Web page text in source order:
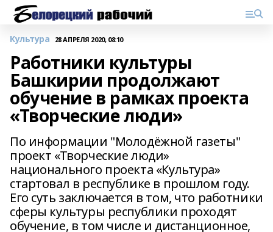
Культура 28 АПРЕЛЯ 2020, 08:10
Работники культуры
Башкирии продолжают
обучение в рамках проекта
«Творческие люди»
По информации "Молодёжной газеты"
проект «Творческие люди»
национального проекта «Культура»
стартовал в республике в прошлом году.
Его суть заключается в том, что работники
сферы культуры республики проходят
обучение, в том числе и дистанционное,